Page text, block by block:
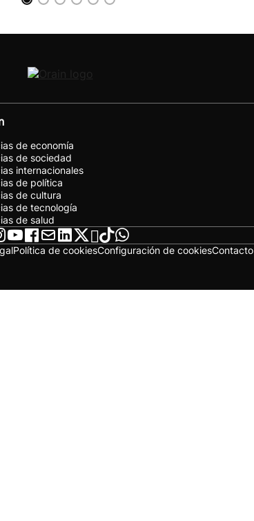
de economía
de sociedad
internacionales
de política
de cultura
de tecnología
de salud
Política de cookiesConfiguración de cookiesContacto